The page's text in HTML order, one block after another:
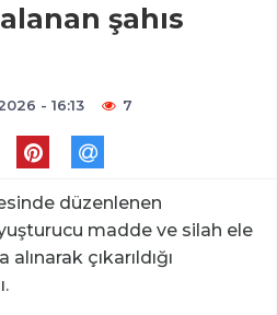
şahıs
- 16:13 7
düzenlenen
madde ve silah ele
çıkarıldığı